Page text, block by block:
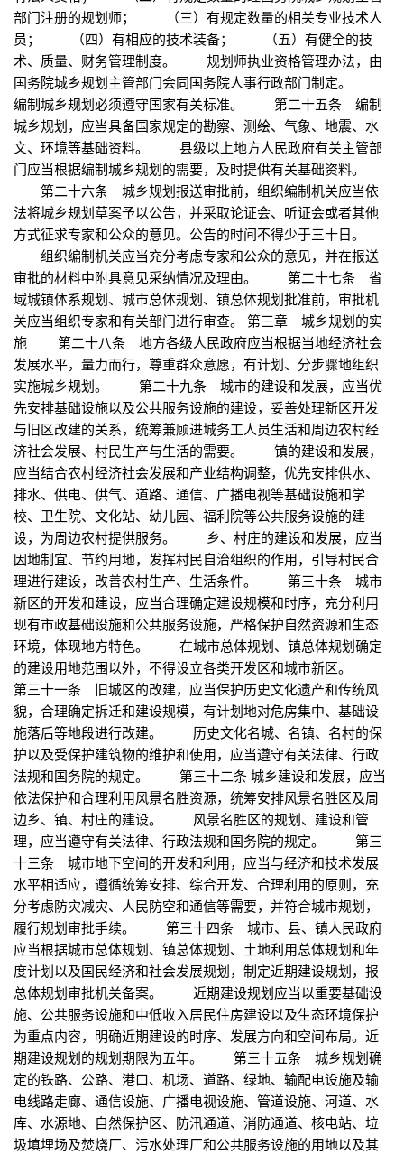
部门注册的规划师； （三）有规定数量的相关专业技术人
员； （四）有相应的技术装备； （五）有健全的技
术、质量、财务管理制度。 规划师执业资格管理办法，由
国务院城乡规划主管部门会同国务院人事行政部门制定。
编制城乡规划必须遵守国家有关标准。 第二十五条 编制
城乡规划，应当具备国家规定的勘察、测绘、气象、地震、水
文、环境等基础资料。 县级以上地方人民政府有关主管部
门应当根据编制城乡规划的需要，及时提供有关基础资料。
第二十六条 城乡规划报送审批前，组织编制机关应当依
法将城乡规划草案予以公告，并采取论证会、听证会或者其他
方式征求专家和公众的意见。公告的时间不得少于三十日。
组织编制机关应当充分考虑专家和公众的意见，并在报送
审批的材料中附具意见采纳情况及理由。 第二十七条 省
域城镇体系规划、城市总体规划、镇总体规划批准前，审批机
关应当组织专家和有关部门进行审查。 第三章 城乡规划的实
施 第二十八条 地方各级人民政府应当根据当地经济社会
发展水平，量力而行，尊重群众意愿，有计划、分步骤地组织
实施城乡规划。 第二十九条 城市的建设和发展，应当优
先安排基础设施以及公共服务设施的建设，妥善处理新区开发
与旧区改建的关系，统筹兼顾进城务工人员生活和周边农村经
济社会发展、村民生产与生活的需要。 镇的建设和发展，
应当结合农村经济社会发展和产业结构调整，优先安排供水、
排水、供电、供气、道路、通信、广播电视等基础设施和学
校、卫生院、文化站、幼儿园、福利院等公共服务设施的建
设，为周边农村提供服务。 乡、村庄的建设和发展，应当
因地制宜、节约用地，发挥村民自治组织的作用，引导村民合
理进行建设，改善农村生产、生活条件。 第三十条 城市
新区的开发和建设，应当合理确定建设规模和时序，充分利用
现有市政基础设施和公共服务设施，严格保护自然资源和生态
环境，体现地方特色。 在城市总体规划、镇总体规划确定
的建设用地范围以外，不得设立各类开发区和城市新区。
第三十一条 旧城区的改建，应当保护历史文化遗产和传统风
貌，合理确定拆迁和建设规模，有计划地对危房集中、基础设
施落后等地段进行改建。 历史文化名城、名镇、名村的保
护以及受保护建筑物的维护和使用，应当遵守有关法律、行政
法规和国务院的规定。 第三十二条 城乡建设和发展，应当
依法保护和合理利用风景名胜资源，统筹安排风景名胜区及周
边乡、镇、村庄的建设。 风景名胜区的规划、建设和管
理，应当遵守有关法律、行政法规和国务院的规定。 第三
十三条 城市地下空间的开发和利用，应当与经济和技术发展
水平相适应，遵循统筹安排、综合开发、合理利用的原则，充
分考虑防灾减灾、人民防空和通信等需要，并符合城市规划，
履行规划审批手续。 第三十四条 城市、县、镇人民政府
应当根据城市总体规划、镇总体规划、土地利用总体规划和年
度计划以及国民经济和社会发展规划，制定近期建设规划，报
总体规划审批机关备案。 近期建设规划应当以重要基础设
施、公共服务设施和中低收入居民住房建设以及生态环境保护
为重点内容，明确近期建设的时序、发展方向和空间布局。近
期建设规划的规划期限为五年。 第三十五条 城乡规划确
定的铁路、公路、港口、机场、道路、绿地、输配电设施及输
电线路走廊、通信设施、广播电视设施、管道设施、河道、水
库、水源地、自然保护区、防汛通道、消防通道、核电站、垃
圾填埋场及焚烧厂、污水处理厂和公共服务设施的用地以及其